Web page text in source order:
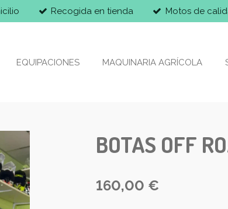
Recogida en tienda Motos de
EQUIPACIONES MAQUINARIA AGRÍCOLA
BOTAS OFF
160,00 €